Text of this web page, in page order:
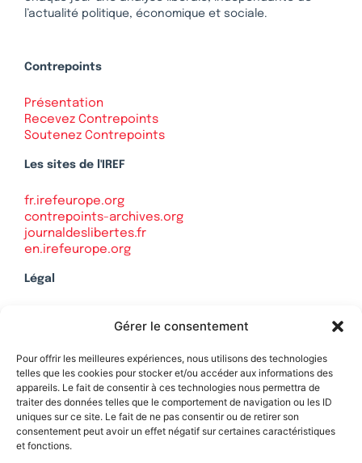
Gérer le consentement
Pour offrir les meilleures expériences, nous utilisons des technologies
telles que les cookies pour stocker et/ou accéder aux informations des
appareils. Le fait de consentir à ces technologies nous permettra de
traiter des données telles que le comportement de navigation ou les ID
uniques sur ce site. Le fait de ne pas consentir ou de retirer son
consentement peut avoir un effet négatif sur certaines caractéristiques
et fonctions.
l’actualité politique, économique et sociale.
Contrepoints
Présentation
Recevez Contrepoints
Soutenez Contrepoints
Les sites de l'IREF
fr.irefeurope.org
contrepoints-archives.org
journaldeslibertes.fr
en.irefeurope.org
Légal
Politique de confidentialité
Soutenez Contrepoints